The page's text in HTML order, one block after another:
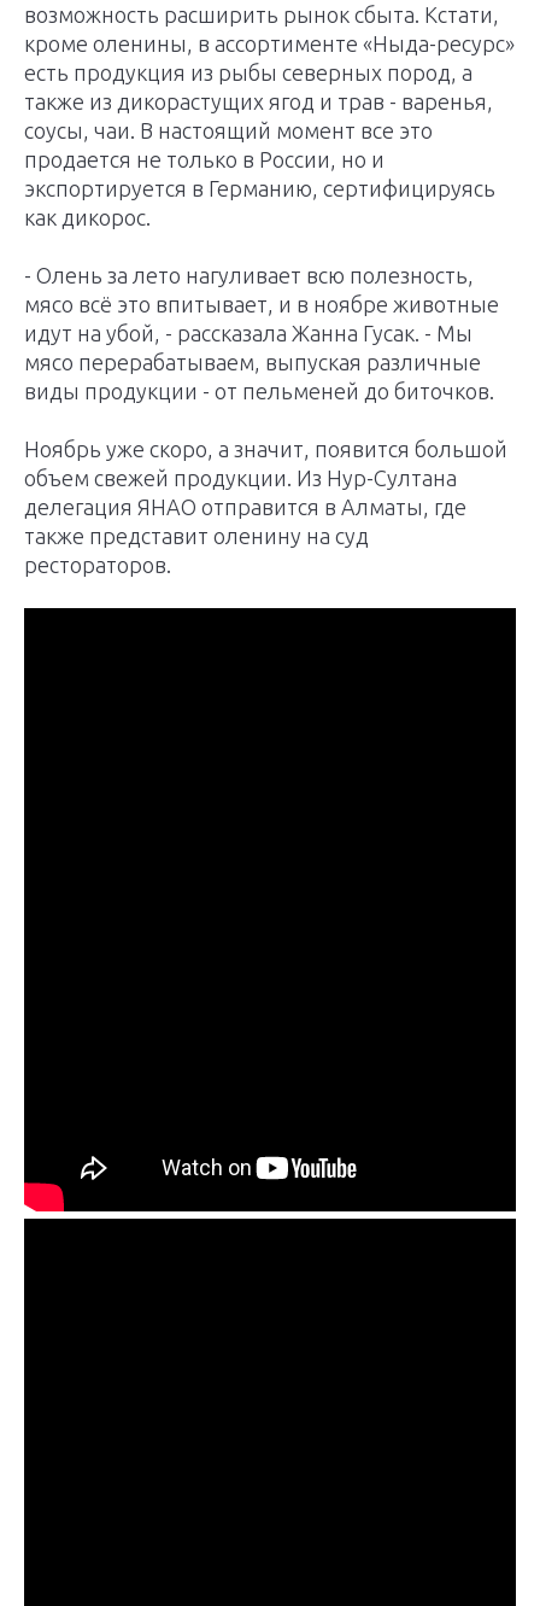
возможность расширить рынок сбыта. Кстати,
кроме оленины, в ассортименте «Ныда-ресурс»
есть продукция из рыбы северных пород, а
также из дикорастущих ягод и трав - варенья,
соусы, чаи. В настоящий момент все это
продается не только в России, но и
экспортируется в Германию, сертифицируясь
как дикорос.
- Олень за лето нагуливает всю полезность,
мясо всё это впитывает, и в ноябре животные
идут на убой, - рассказала Жанна Гусак. - Мы
мясо перерабатываем, выпуская различные
виды продукции - от пельменей до биточков.
Ноябрь уже скоро, а значит, появится большой
объем свежей продукции. Из Нур-Султана
делегация ЯНАО отправится в Алматы, где
также представит оленину на суд
рестораторов.